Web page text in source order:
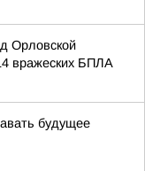
Орловской
вражеских БПЛА
будущее